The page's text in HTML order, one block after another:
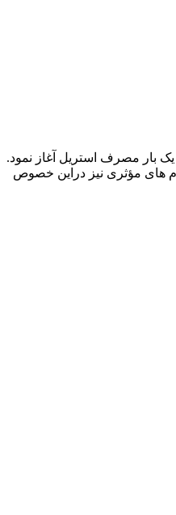
جراحی یک بار مصرف استریل آغاز نمود.
های مؤثری نیز دراین خصوص